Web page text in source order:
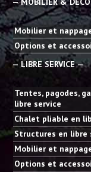
Mobilier et
Options et
— LIBRE SERVICE —
Tentes, pagodes,
libre service
Chalet pliable en
Structures en libre
Mobilier et
Options et